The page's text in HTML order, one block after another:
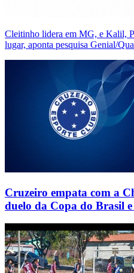
Cleitinho lidera em MG, e Kalil,
lugar, aponta pesquisa Genial/
Cruzeiro empata com a
duelo da Copa do Brasil